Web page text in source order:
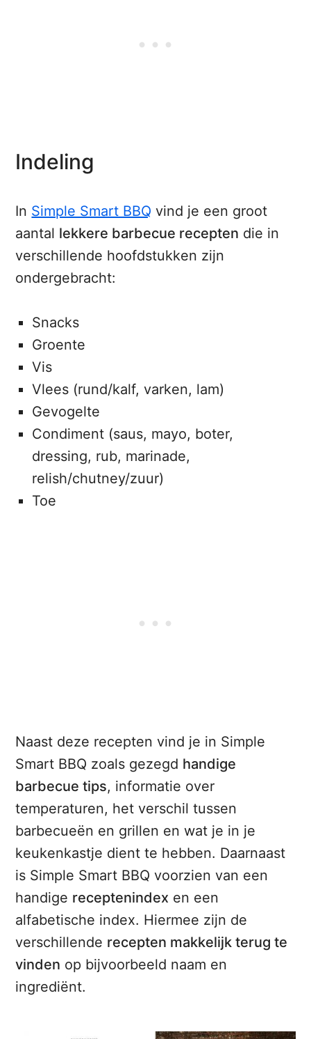
Indeling
In Simple Smart BBQ vind je een groot
aantal lekkere barbecue recepten die in
verschillende hoofdstukken zijn
ondergebracht:
Snacks
Groente
Vis
Vlees (rund/kalf, varken, lam)
Gevogelte
Condiment (saus, mayo, boter,
dressing, rub, marinade,
relish/chutney/zuur)
Toe
Naast deze recepten vind je in Simple
Smart BBQ zoals gezegd handige
barbecue tips, informatie over
temperaturen, het verschil tussen
barbecueën en grillen en wat je in je
keukenkastje dient te hebben. Daarnaast
is Simple Smart BBQ voorzien van een
handige receptenindex en een
alfabetische index. Hiermee zijn de
verschillende recepten makkelijk terug te
vinden op bijvoorbeeld naam en
ingrediënt.